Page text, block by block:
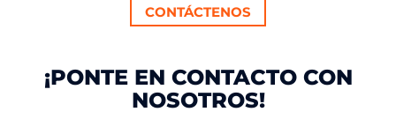
CONTÁCTENOS
¡PONTE EN CONTACTO CON
NOSOTROS!